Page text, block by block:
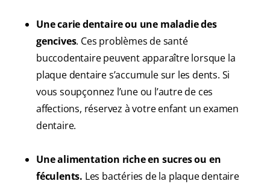
Une carie dentaire ou une maladie des
gencives. Ces problèmes de santé
buccodentaire peuvent apparaître lorsque la
plaque dentaire s’accumule sur les dents. Si
vous soupçonnez l’une ou l’autre de ces
affections, réservez à votre enfant un examen
dentaire.
Une alimentation riche en sucres ou en
féculents. Les bactéries de la plaque dentaire